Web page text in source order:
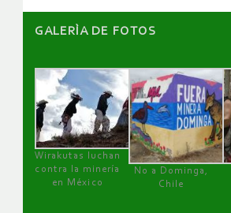
GALERÌA DE FOTOS
Wirakutas luchan
contra la minería
en México
No a Dominga,
Chile